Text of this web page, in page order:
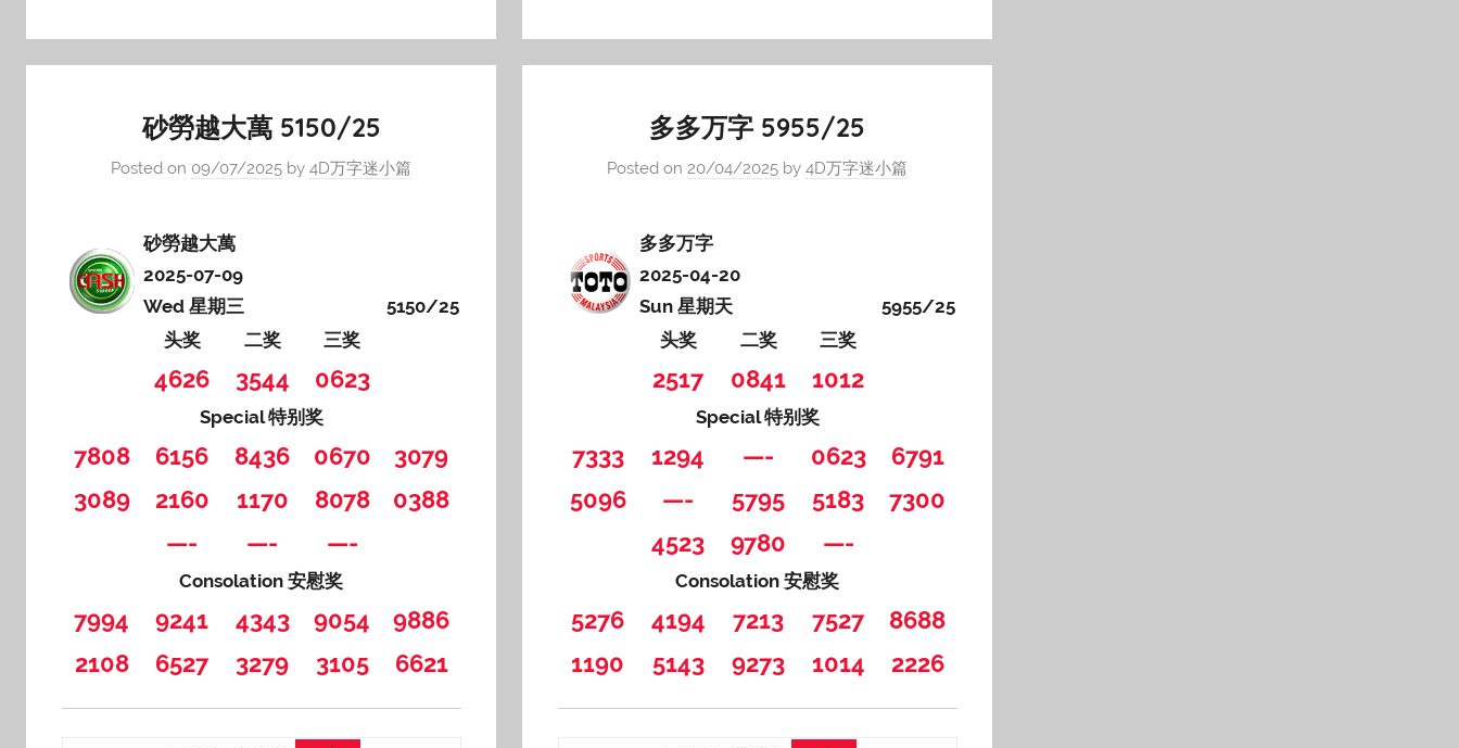
砂勞越大萬 5150/25
Posted on 09/07/2025 by4D万字迷小篇
砂勞越大萬
2025-07-09
Wed 星期三
5150/25
头奖
二奖 三奖
4626 3544 0623
Special 特别奖
7808 6156 8436 0670
3079
3089
2160 1170 8078
0388
—-
—- —-
Consolation 安慰奖
7994 9241 4343 9054
9886
2108
6527 3279 3105 6621
多多万字 5955/25
Posted on20/04/2025 by4D万字迷小篇
多多万字
2025-04-20
Sun 星期天
5955/25
头奖
二奖 三奖
2517 0841 1012
Special 特别奖
7333 1294 —- 0623
6791
5096
—- 5795 5183
7300
4523
9780 —-
Consolation 安慰奖
5276 4194 7213 7527
8688
1190
5143 9273 1014 2226